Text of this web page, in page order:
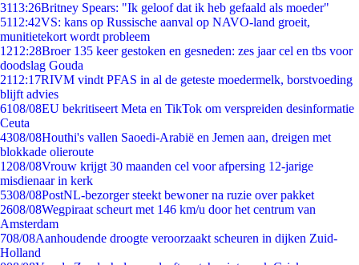
3113:26Britney Spears: "Ik geloof dat ik heb gefaald als moeder"
5112:42VS: kans op Russische aanval op NAVO-land groeit,
munitietekort wordt probleem
1212:28Broer 135 keer gestoken en gesneden: zes jaar cel en tbs voor
doodslag Gouda
2112:17RIVM vindt PFAS in al de geteste moedermelk, borstvoeding
blijft advies
6108/08EU bekritiseert Meta en TikTok om verspreiden desinformatie
Ceuta
4308/08Houthi's vallen Saoedi-Arabië en Jemen aan, dreigen met
blokkade olieroute
1208/08Vrouw krijgt 30 maanden cel voor afpersing 12-jarige
misdienaar in kerk
5308/08PostNL-bezorger steekt bewoner na ruzie over pakket
2608/08Wegpiraat scheurt met 146 km/u door het centrum van
Amsterdam
708/08Aanhoudende droogte veroorzaakt scheuren in dijken Zuid-
Holland